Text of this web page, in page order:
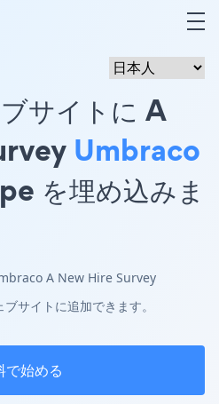
サイトに A
Umbraco
を埋め込みま
A New Hire Survey
サイトに追加できます。
で始める